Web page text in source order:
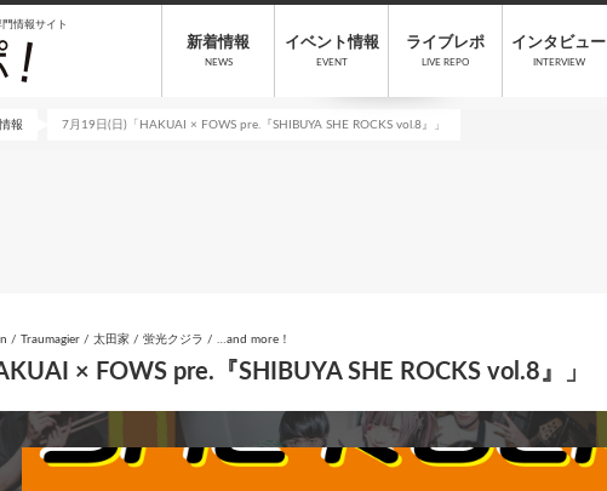
情報サイト
新着情報
NEWS
イベント情報
EVENT
ライブレポ
LIVE REPO
インタビュー
INTERVIEW
報 7月19日(日)「HAKUAI × FOWS pre.『SHIBUYA SHE ROCKS vol.8』」
/ Traumagier / 太田家 / 蛍光クジラ / …and more！
× FOWS pre.『SHIBUYA SHE ROCKS vol.8』」